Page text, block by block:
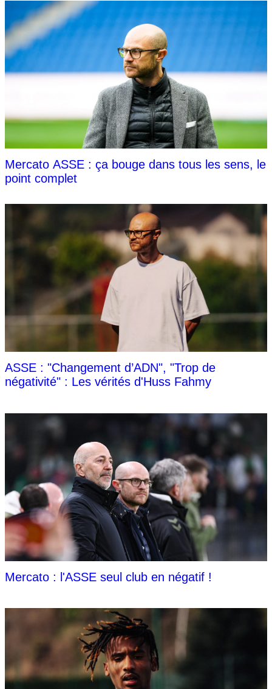
Mercato ASSE : ça bouge dans tous les sens, le
point complet
ASSE : "Changement d’ADN", "Trop de
négativité" : Les vérités d'Huss Fahmy
Mercato : l'ASSE seul club en négatif !